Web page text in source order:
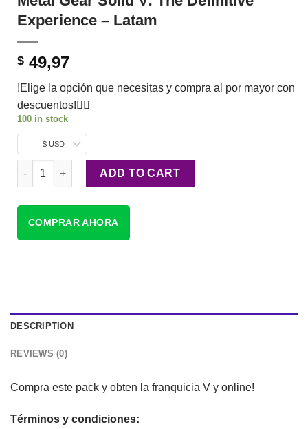
Experience – Latam
$ 49,97
!Elige la opción que necesitas y compra al por mayor con
descuentos!👇🏼
100 in stock
$ USD
Metal Gear Solid V: The Definitive Experience - Latam quantity
ADD TO CART
COMPRAR AHORA
DESCRIPTION
REVIEWS (0)
Compra este pack y obten la franquicia V y online!
Términos y condiciones: